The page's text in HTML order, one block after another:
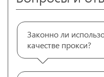
Законно ли
качестве прокси?